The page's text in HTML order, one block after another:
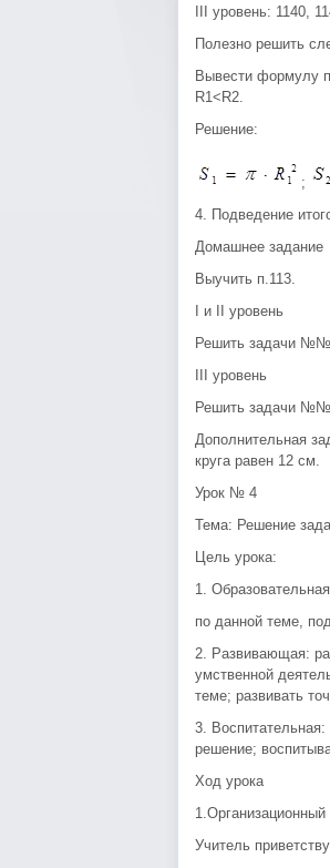
III уровень: 1140,
Полезно решить
Вывести формулу
R1<R2.
Решение:
;
4. Подведение
Домашнее задание
Выучить п.113.
I и II уровень
Решить задачи №№
III уровень
Решить задачи №№
Дополнительная
круга равен 12 см.
Урок № 4
Тема: Решение
Цель урока:
1.
по данной теме,
2. Развивающая:
умственной
теме; развивать
3.
решение;
Ход урока
Учитель